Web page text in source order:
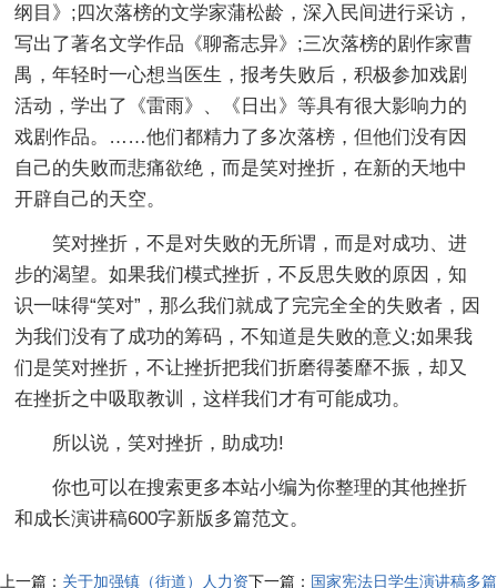
纲目》;四次落榜的文学家蒲松龄，深入民间进行采访，
写出了著名文学作品《聊斋志异》;三次落榜的剧作家曹
禺，年轻时一心想当医生，报考失败后，积极参加戏剧
活动，学出了《雷雨》、《日出》等具有很大影响力的
戏剧作品。……他们都精力了多次落榜，但他们没有因
自己的失败而悲痛欲绝，而是笑对挫折，在新的天地中
开辟自己的天空。
笑对挫折，不是对失败的无所谓，而是对成功、进
步的渴望。如果我们模式挫折，不反思失败的原因，知
识一味得“笑对”，那么我们就成了完完全全的失败者，因
为我们没有了成功的筹码，不知道是失败的意义;如果我
们是笑对挫折，不让挫折把我们折磨得萎靡不振，却又
在挫折之中吸取教训，这样我们才有可能成功。
所以说，笑对挫折，助成功!
你也可以在搜索更多本站小编为你整理的其他挫折
和成长演讲稿600字新版多篇范文。
上一篇： 关于加强镇（街道）人力资下一篇： 国家宪法日学生演讲稿多篇